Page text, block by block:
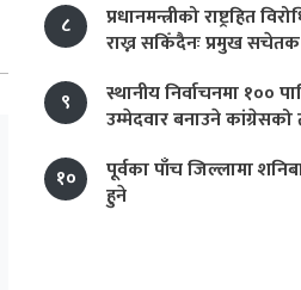
८
प्रधानमन्त्रीको राष्ट्रहित
राख्न सकिँदैनः प्रमुख
९
स्थानीय निर्वाचनमा १००
उम्मेदवार बनाउने कांग्रेसको
१०
पूर्वका पाँच जिल्लामा
हुने